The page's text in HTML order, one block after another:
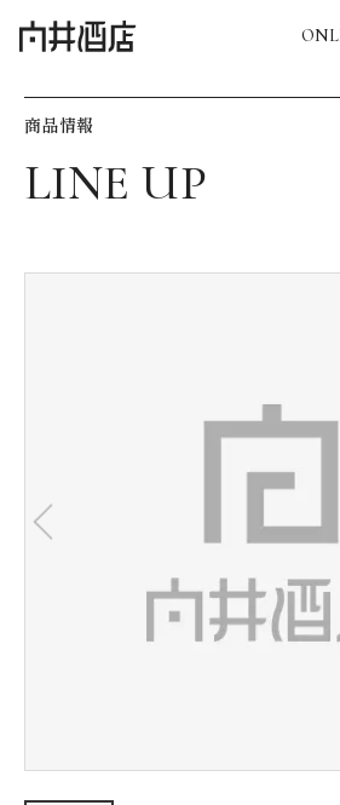
飲食店経営のお客様
お気に入り機能の活用方法
会社情報
商品情報